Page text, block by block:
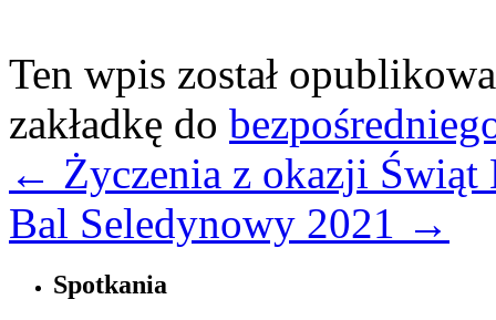
Ten wpis został
zakładkę do
← Życzenia z okazji Świąt
Bal Seledynowy 2021 →
Spotkania